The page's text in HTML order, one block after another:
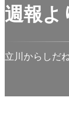
週報よ
立川からしだ